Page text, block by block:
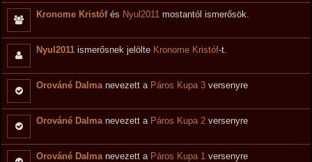
Kronome Kristófés Nyul2011 mostantól ismerősök.
Nyul2011 ismerősnek jelölte Kronome Kristóf-t.
Orováné Dalma nevezett a Páros Kupa 3 versenyre
Orováné Dalma nevezett a Páros Kupa 2 versenyre
Orováné Dalma nevezett a Páros Kupa 1 versenyre